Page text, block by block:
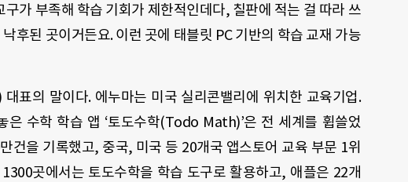
가 부족해 학습 기회가 제한적인데다, 칠판에 적는 걸 따라 쓰
후된 곳이거든요. 이런 곳에 태블릿 PC 기반의 학습 교재 가능
대표의 말이다. 에누마는 미국 실리콘밸리에 위치한 교육기업.
은 수학 학습 앱 ‘토도수학(Todo Math)’은 전 세계를 휩쓸었
만건을 기록했고, 중국, 미국 등 20개국 앱스토어 교육 부문 1위
1300곳에서는 토도수학을 학습 도구로 활용하고, 애플은 22개